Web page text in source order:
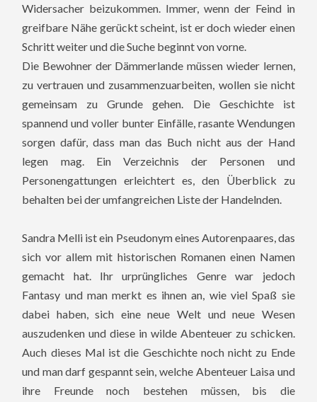
Widersacher beizukommen. Immer, wenn der Feind in
greifbare Nähe gerückt scheint, ist er doch wieder einen
Schritt weiter und die Suche beginnt von vorne.
Die Bewohner der Dämmerlande müssen wieder lernen,
zu vertrauen und zusammenzuarbeiten, wollen sie nicht
gemeinsam zu Grunde gehen. Die Geschichte ist
spannend und voller bunter Einfälle, rasante Wendungen
sorgen dafür, dass man das Buch nicht aus der Hand
legen mag. Ein Verzeichnis der Personen und
Personengattungen erleichtert es, den Überblick zu
behalten bei der umfangreichen Liste der Handelnden.
Sandra Melli ist ein Pseudonym eines Autorenpaares, das
sich vor allem mit historischen Romanen einen Namen
gemacht hat. Ihr urprüngliches Genre war jedoch
Fantasy und man merkt es ihnen an, wie viel Spaß sie
dabei haben, sich eine neue Welt und neue Wesen
auszudenken und diese in wilde Abenteuer zu schicken.
Auch dieses Mal ist die Geschichte noch nicht zu Ende
und man darf gespannt sein, welche Abenteuer Laisa und
ihre Freunde noch bestehen müssen, bis die